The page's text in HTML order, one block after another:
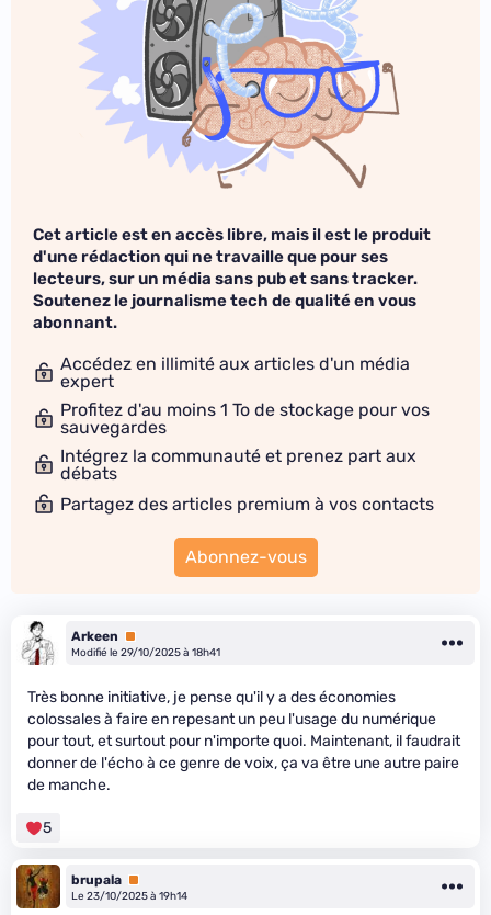
Cet article est en accès libre, mais il est le produit
d'une rédaction qui ne travaille que pour ses
lecteurs, sur un média sans pub et sans tracker.
Soutenez le journalisme tech de qualité en vous
abonnant.
Accédez en illimité aux articles d'un média
expert
Profitez d'au moins 1 To de stockage pour vos
sauvegardes
Intégrez la communauté et prenez part aux
débats
Partagez des articles premium à vos contacts
Abonnez-vous
Arkeen
Premium
Modifié le 29/10/2025 à 18h41
Très bonne initiative, je pense qu'il y a des économies
colossales à faire en repesant un peu l'usage du numérique
pour tout, et surtout pour n'importe quoi. Maintenant, il faudrait
donner de l'écho à ce genre de voix, ça va être une autre paire
de manche.
5
brupala Premium
Le 23/10/2025 à 19h14